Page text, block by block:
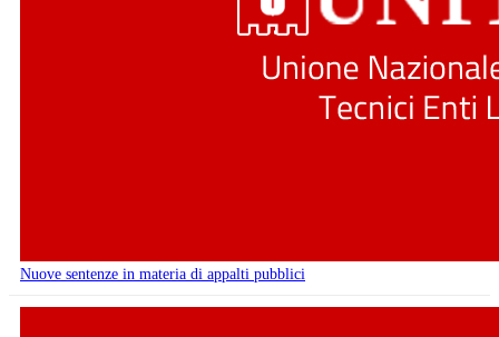
Nuove sentenze in materia di appalti pubblici